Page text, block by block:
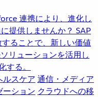
連携により、進化し
提供しませんか？ SAP
ることで、新しい価値
リューションを活用し
る。
ルスケア 通信・メディア
ーション クラウドへの移